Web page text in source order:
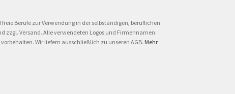
Berufe zur Verwendung in der selbständigen, beruflichen
zzgl. Versand. Alle verwendeten Logos und Firmennamen
Wir liefern ausschließlich zu unseren AGB. Mehr